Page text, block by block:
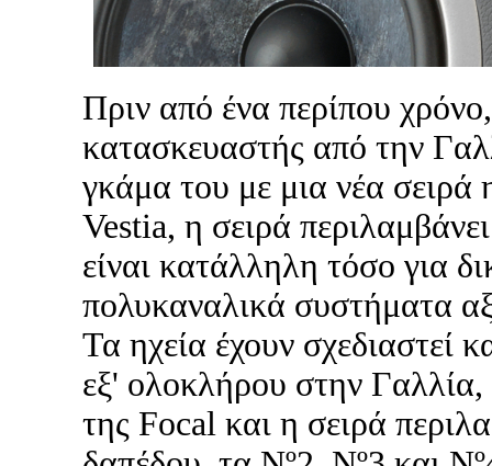
Πριν από ένα περίπου
κατασκευαστής από την
γκάμα του με μια νέα
Vestia, η σειρά
είναι κατάλληλη τόσο για
πολυκαναλικά συστήματα
Τα ηχεία έχουν σχεδιαστεί
εξ' ολοκλήρου στην Γαλλία,
της Focal και η σειρά